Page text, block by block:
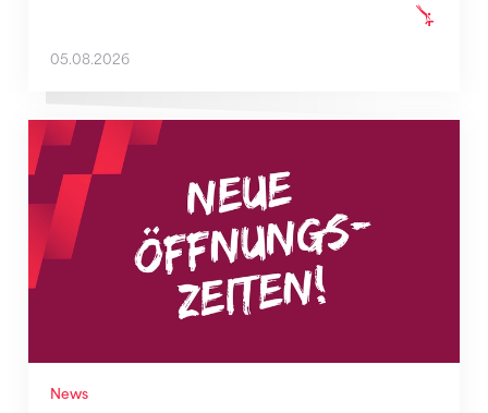
05.08.2026
News
Neue Empfangszeiten ab 1. August 2026